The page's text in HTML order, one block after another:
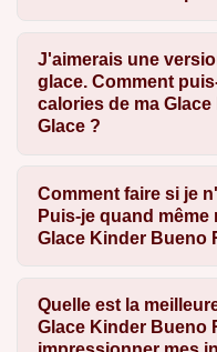
J'aimerais une
glace. Comment
calories de ma
Glace ?
Comment faire si je
Puis-je quand
Glace Kinder Bueno
Quelle est la
Glace Kinder Bueno